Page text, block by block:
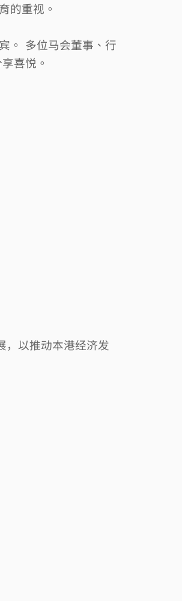
的重视。
。 多位马会董事、行
喜悦。
，以推动本港经济发